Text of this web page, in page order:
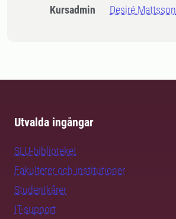
Kursadmin Desiré Mattsson
Utvalda ingångar
SLU-biblioteket
Fakulteter och institutioner
Studentkårer
IT-support